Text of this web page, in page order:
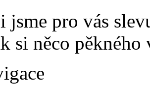
pro vás
si něco pěkného